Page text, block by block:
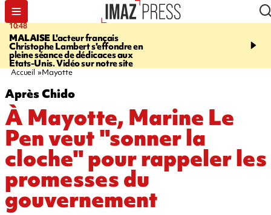
10:48
MALAISE L'acteur français
Christophe Lambert s'effondre en
pleine séance de dédicaces aux
Etats-Unis. Vidéo sur notre site
13:48
l'Ouest pour le début
Accueil Mayotte
Après Chido
À Mayotte, Marine Le
Pen veut "sonner la
cloche" pour rappeler les
promesses du
gouvernement